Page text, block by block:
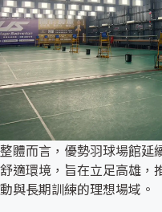
整體而言，優勢羽球場館延
舒適環境，旨在立足高雄，
動與長期訓練的理想場域。